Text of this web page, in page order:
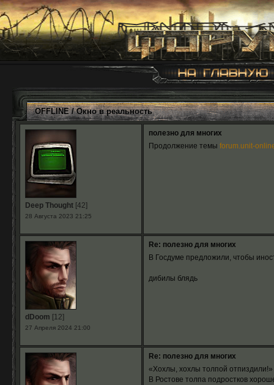
OFFLINE/Окно в реальность
Deep Thought[42]
28 Августа 2023 21:25
полезно для многих
Продолжение темы forum.unit-
dDoom [12]
27 Апреля 2024 21:00
Re: полезно для многих
В Госдуме предложили, чтобы
дибилы блядь
Re: полезно для многих
«Хохлы, хохлы толпой отпиздили!»
В Ростове толпа подростков